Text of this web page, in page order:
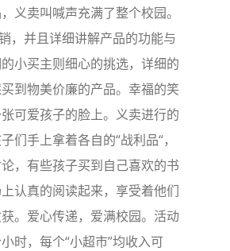
义卖叫喊声充满了整个校园。
，并且详细讲解产品的功能与
小买主则细心的挑选，详细的
到物美价廉的产品。幸福的笑
可爱孩子的脸上。义卖进行的
们手上拿着各自的“战利品“，
，有些孩子买到自己喜欢的书
认真的阅读起来，享受着他们
。爱心传递，爱满校园。活动
时，每个“小超市”均收入可